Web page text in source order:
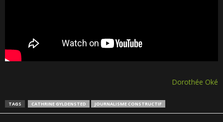
Dorothée Oké
TAGS CATHRINE GYLDENSTED JOURNALISME CONSTRUCTIF